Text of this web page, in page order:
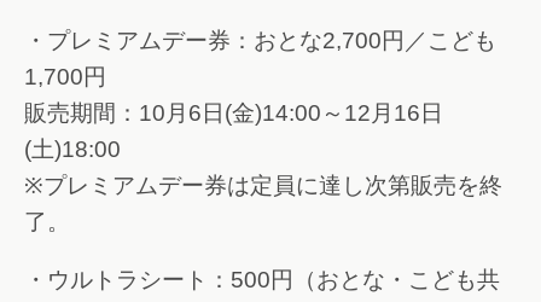
・プレミアムデー券：おとな2,700円／こども
1,700円
販売期間：10月6日(金)14:00～12月16日
(土)18:00
※プレミアムデー券は定員に達し次第販売を終
了。
・ウルトラシート：500円（おとな・こども共